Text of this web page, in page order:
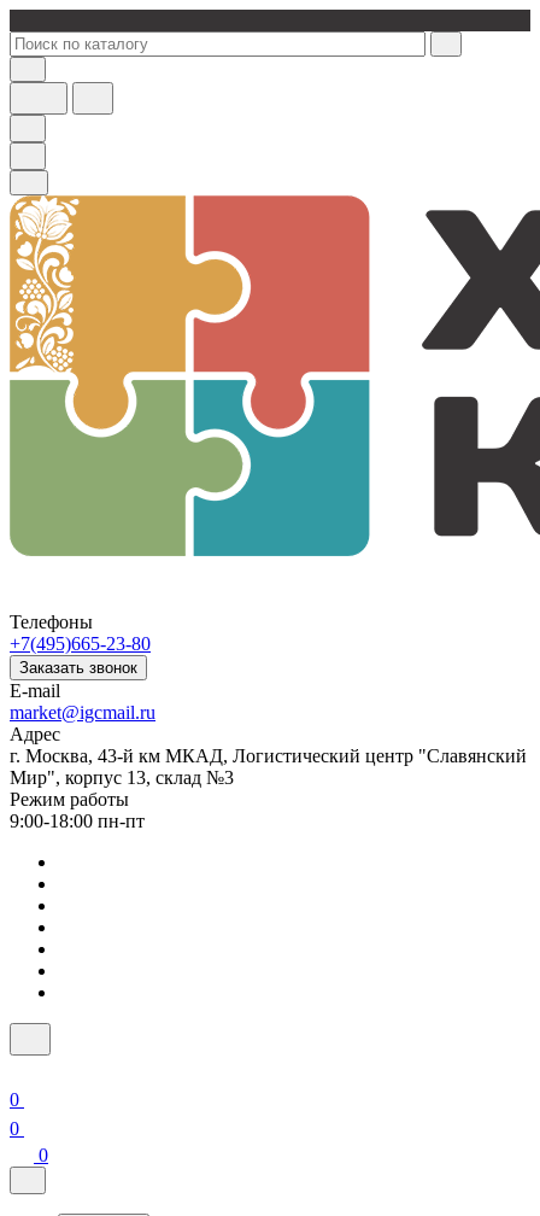
Телефоны
+7(495)665-23-80
Заказать звонок
E-mail
market@igcmail.ru
Адрес
г. Москва, 43-й км МКАД, Логистический центр "Славянский
Мир", корпус 13, склад №3
Режим работы
9:00-18:00 пн-пт
0
0
0